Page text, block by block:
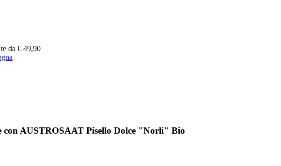
da € 49,90
con AUSTROSAAT Pisello Dolce "Norli" Bio